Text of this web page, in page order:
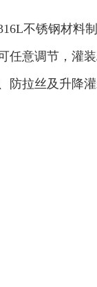
不锈钢材料制
意调节，灌装
拉丝及升降灌